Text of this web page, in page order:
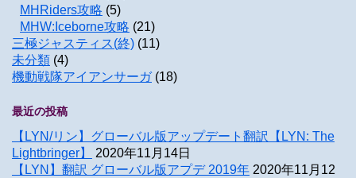
MHRiders攻略 (5)
MHW:Iceborne攻略 (21)
三極ジャスティス(終) (11)
未分類 (4)
機動戦隊アイアンサーガ(18)
最近の投稿
【LYN/リン】グローバル版アップデート翻訳【LYN: The
Lightbringer】
2020年11月14日
【LYN】翻訳 グローバル版アプデ 2019年 2020年11月12